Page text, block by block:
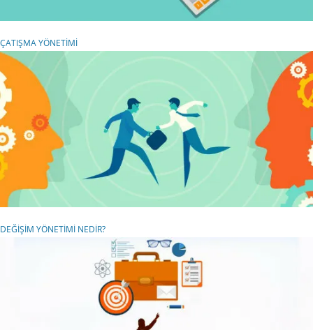
ÇATIŞMA YÖNETİMİ
DEĞİŞİM YÖNETİMİ NEDİR?